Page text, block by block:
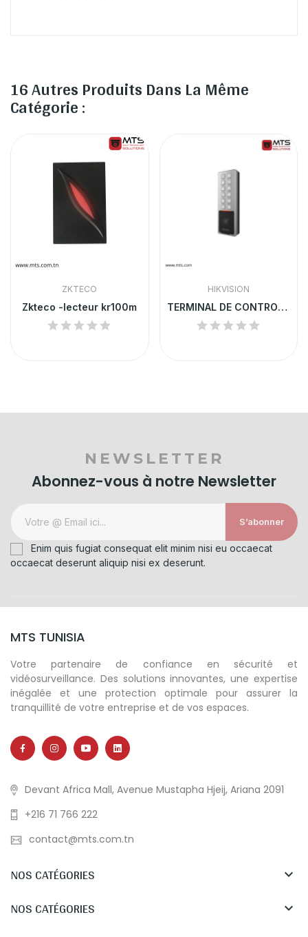
16 Autres Produits Dans La Même
Catégorie :
ZKTECO
Zkteco -lecteur kr100m
HIKVISION
TERMINAL DE CONTROLE D'ACCES A EMPREINTE ET...
NEWSLETTER
Abonnez-vous à notre Newsletter
S’abonner
Enim quis fugiat consequat elit minim nisi eu occaecat
occaecat deserunt aliquip nisi ex deserunt.
MTS TUNISIA
Votre partenaire de confiance en sécurité et
vidéosurveillance. Des solutions innovantes, une expertise
inégalée et une protection optimale pour assurer la
tranquillité de votre entreprise et de vos espaces.
Devant Africa Mall, Avenue Mustapha Hjeij, Ariana 2091
+216 71 766 222
contact@mts.com.tn
NOS CATÉGORIES 
NOS CATÉGORIES 